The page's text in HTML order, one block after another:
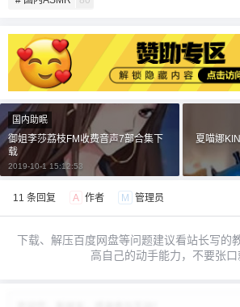
2 元 5 元
20
国内助眠
御姐李莎荔枝FM收费音声7部合集下
载
2019-10-1 15:12:53
夏喵娜
11 条回复 A 作者 M 管理员
下载、解压百度网盘等问题建议看站长写的
高自己的动手能力，不要张口